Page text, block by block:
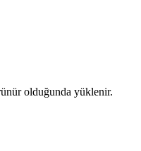
olduğunda yüklenir.